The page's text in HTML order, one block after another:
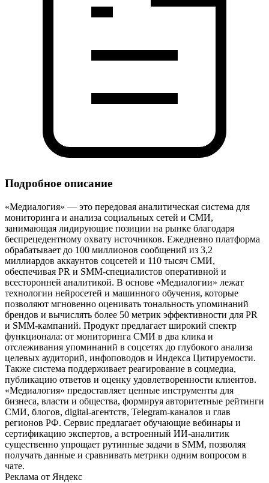
Подробное описание
«Медиалогия» — это передовая аналитическая система для
мониторинга и анализа социальных сетей и СМИ,
занимающая лидирующие позиции на рынке благодаря
беспрецедентному охвату источников. Ежедневно платформа
обрабатывает до 100 миллионов сообщений из 3,2
миллиардов аккаунтов соцсетей и 110 тысяч СМИ,
обеспечивая PR и SMM-специалистов оперативной и
всесторонней аналитикой. В основе «Медиалогии» лежат
технологии нейросетей и машинного обучения, которые
позволяют мгновенно оценивать тональность упоминаний
брендов и вычислять более 50 метрик эффективности для PR
и SMM-кампаний. Продукт предлагает широкий спектр
функционала: от мониторинга СМИ в два клика и
отслеживания упоминаний в соцсетях до глубокого анализа
целевых аудиторий, инфоповодов и Индекса Цитируемости.
Также система поддерживает реагирование в соцмедиа,
публикацию ответов и оценку удовлетворенности клиентов.
«Медиалогия» предоставляет ценные инструменты для
бизнеса, власти и общества, формируя авторитетные рейтинги
СМИ, блогов, digital-агентств, Telegram-каналов и глав
регионов РФ. Сервис предлагает обучающие вебинары и
сертификацию экспертов, а встроенный ИИ-аналитик
существенно упрощает рутинные задачи в SMM, позволяя
получать данные и сравнивать метрики одним вопросом в
чате.
Реклама от Яндекс